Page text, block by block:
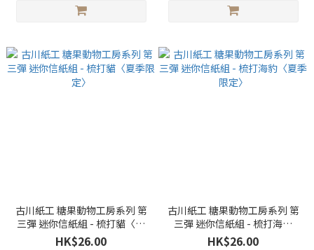
古川紙工 糖果動物工房系列 第
三彈 迷你信紙組 - 梳打貓〈夏
季限定〉
HK$26.00
古川紙工 糖果動物工房系列 第
三彈 迷你信紙組 - 梳打海豹
〈夏季限定〉
HK$26.00